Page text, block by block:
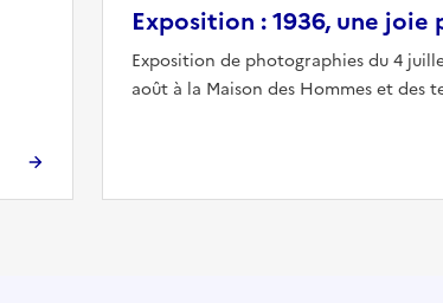
Exposition : 1936, une joie
Exposition de photographies du 4
août à la Maison des Hommes et des